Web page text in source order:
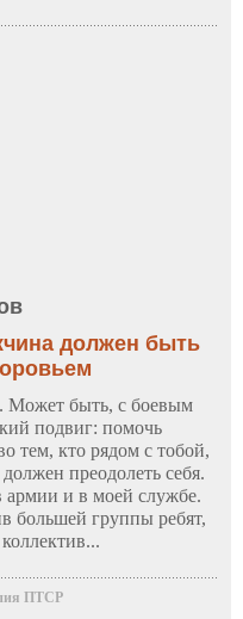
должен быть
Может быть, с боевым
подвиг: помочь
тем, кто рядом с тобой,
преодолеть себя.
и в моей службе.
большей группы ребят,
ПТСР